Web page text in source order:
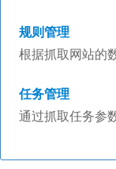
规则管理
根据抓取网站的
任务管理
通过抓取任务参